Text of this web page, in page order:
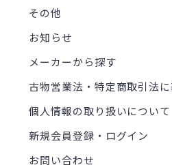
その他
お知らせ
メーカーから探す
古物営業法・特定商取引法
個人情報の取り扱いについて
新規会員登録・ログイン
お問い合わせ